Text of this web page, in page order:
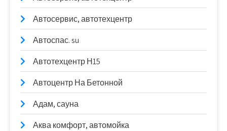
Автосервис, автотехцентр
Автоспас. su
Автотехцентр Н15
Автоцентр На Бетонной
Адам, сауна
Аква комфорт, автомойка